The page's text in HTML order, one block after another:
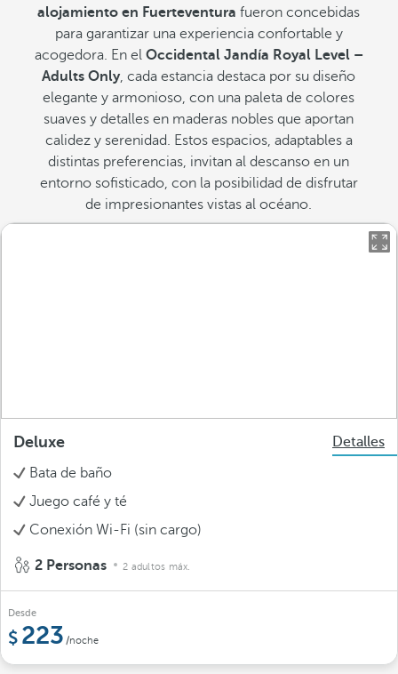
alojamiento en Fuerteventura fueron concebidas
para garantizar una experiencia confortable y
acogedora. En el Occidental Jandía Royal Level –
Adults Only , cada estancia destaca por su diseño
elegante y armonioso, con una paleta de colores
suaves y detalles en maderas nobles que aportan
calidez y serenidad. Estos espacios, adaptables a
distintas preferencias, invitan al descanso en un
entorno sofisticado, con la posibilidad de disfrutar
de impresionantes vistas al océano.
Deluxe
Detalles
Bata de baño
Juego café y té
Conexión Wi-Fi (sin cargo)
2 Personas 2 adultos máx.
Desde
223 /noche